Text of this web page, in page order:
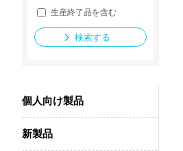
法人向け製品
生産終了品を含む
検索する
個人向け製品
新製品